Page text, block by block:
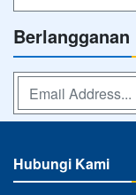
Berlangganan
Hubungi Kami